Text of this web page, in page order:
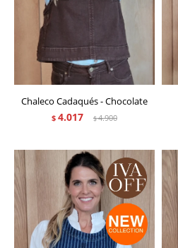
Chaleco Cadaqués - Chocolate
$ 4.017 $4.900